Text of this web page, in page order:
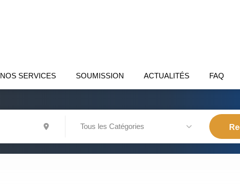
NOS SERVICES SOUMISSION ACTUALITÉS FAQ
Tous les Catégories